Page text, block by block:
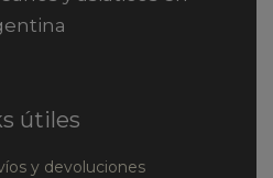
útiles
y devoluciones